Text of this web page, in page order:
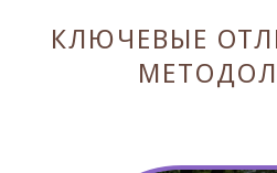
КЛЮЧЕВЫЕ